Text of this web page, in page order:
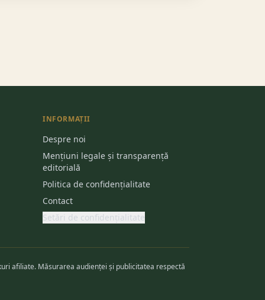
INFORMAȚII
Despre noi
Mențiuni legale și transparență
editorială
Politica de confidențialitate
Contact
Setări de confidențialitate
afiliate. Măsurarea audienței și publicitatea respectă